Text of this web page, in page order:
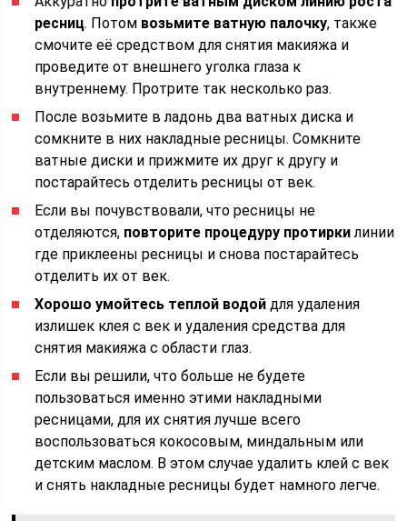
ресниц. Потом возьмите ватную палочку, также
смочите её средством для снятия макияжа и
проведите от внешнего уголка глаза к
внутреннему. Протрите так несколько раз.
После возьмите в ладонь два ватных диска и
сомкните в них накладные ресницы. Сомкните
ватные диски и прижмите их друг к другу и
постарайтесь отделить ресницы от век.
Если вы почувствовали, что ресницы не
отделяются, повторите процедуру протиркилинии
где приклеены ресницы и снова постарайтесь
отделить их от век.
Хорошо умойтесь теплой водой для удаления
излишек клея с век и удаления средства для
снятия макияжа с области глаз.
Если вы решили, что больше не будете
пользоваться именно этими накладными
ресницами, для их снятия лучше всего
воспользоваться кокосовым, миндальным или
детским маслом. В этом случае удалить клей с век
и снять накладные ресницы будет намного легче.